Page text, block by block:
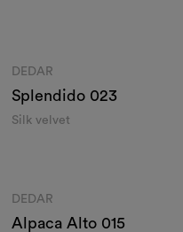
DEDAR
Splendido 023
Silk velvet
DEDAR
Alpaca Alto 015